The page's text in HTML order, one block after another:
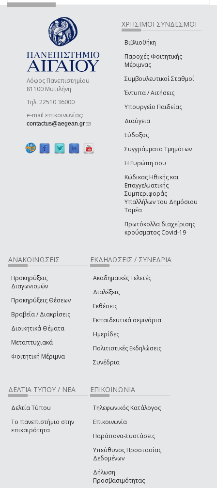
Λόφος Πανεπιστημίου
81100 Μυτιλήνη
Τηλ. 22510 36000
e-mail επικοινωνίας:
contactus@aegean.gr(link sends e-mail)
ΧΡΗΣΙΜΟΙ ΣΥΝΔΕΣΜΟΙ
Βιβλιοθήκη
Παροχές Φοιτητικής
Μέριμνας
Συμβουλευτικοί Σταθμοί
Έντυπα / Αιτήσεις
Υπουργείο Παιδείας
Διαύγεια
Εύδοξος
Συγγράμματα Τμημάτων
Η Ευρώπη σου
Κώδικας Ηθικής και
Επαγγελματικής
Συμπεριφοράς
Υπαλλήλων του Δημόσιου
Τομέα
Πρωτόκολλα διαχείρισης
κρούσματος Covid-19
ΑΝΑΚΟΙΝΩΣΕΙΣ
Προκηρύξεις
Διαγωνισμών
Προκηρύξεις Θέσεων
Βραβεία / Διακρίσεις
Διοικητικά Θέματα
Μεταπτυχιακά
Φοιτητική Μέριμνα
ΕΚΔΗΛΩΣΕΙΣ / ΣΥΝΕΔΡΙΑ
Ακαδημαϊκές Τελετές
Διαλέξεις
Εκθέσεις
Εκπαιδευτικά σεμινάρια
Ημερίδες
Πολιτιστικές Εκδηλώσεις
Συνέδρια
ΔΕΛΤΙΑ ΤΥΠΟΥ / ΝΕΑ
Δελτία Τύπου
Το πανεπιστήμιο στην
επικαιρότητα
ΕΠΙΚΟΙΝΩΝΙΑ
Τηλεφωνικός Κατάλογος
Επικοινωνία
Παράπονα-Συστάσεις
Υπεύθυνος Προστασίας
Δεδομένων
Δήλωση
Προσβασιμότητας